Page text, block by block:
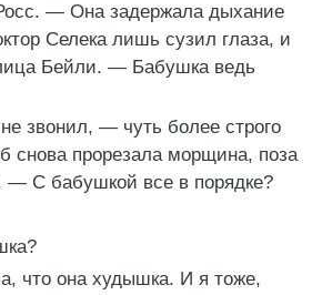
— Она задержала дыхание
Селека лишь сузил глаза, и
Бейли. — Бабушка ведь
звонил, — чуть более строго
снова прорезала морщина, поза
— С бабушкой все в порядке?
что она худышка. И я тоже,